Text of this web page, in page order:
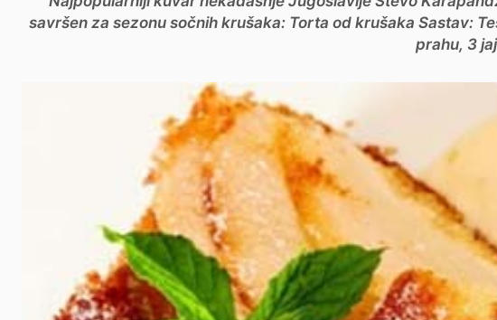
savršen za sezonu sočnih krušaka: Torta od krušaka Sastav:
prahu, 3